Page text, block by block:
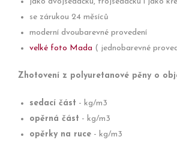
se zárukou 24 měsíců
moderní dvoubarevné provedení
velké foto Mada ( jednobarevné
Zhotovení z polyuretanové pěny o
sedací část - kg/m3
opěrná část - kg/m3
opěrky na ruce - kg/m3